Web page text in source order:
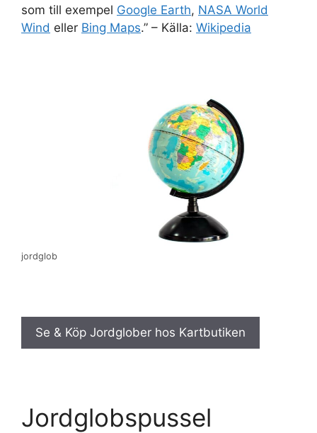
som till exempel Google Earth, NASA World
Wind eller Bing Maps.” – Källa: Wikipedia
jordglob
Se & Köp Jordglober hos Kartbutiken
Jordglobspussel